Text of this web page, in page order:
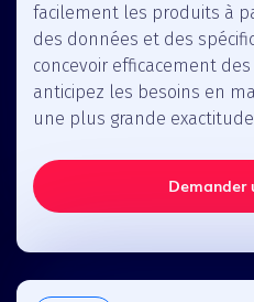
facilement les produits à
des données et des
concevoir efficacement
anticipez les besoins en
une plus grande
Demander